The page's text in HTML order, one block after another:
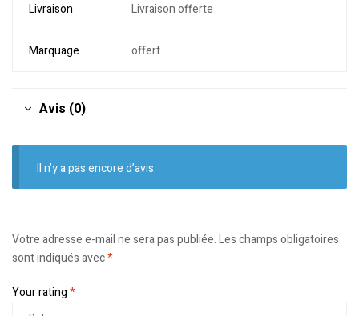
Livraison Livraison offerte
Marquage offert
Avis (0)
Il n’y a pas encore d’avis.
Votre adresse e-mail ne sera pas publiée.Les champs obligatoires
sont indiqués avec*
Your rating*